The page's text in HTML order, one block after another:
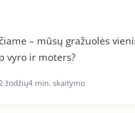
– mūsų gražuolės
vyro ir moters?
žodžių4 min. skaitymo